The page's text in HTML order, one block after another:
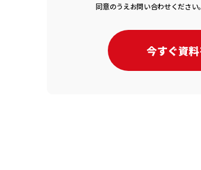
同意のうえお問い合わせください。